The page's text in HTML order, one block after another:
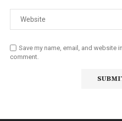
Save my name, email, and website
comment.